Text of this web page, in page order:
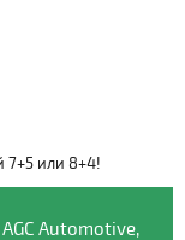
7+5 или 8+4!
Automotive,